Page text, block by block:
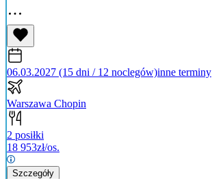
06.03.2027 (15 dni / 12 noclegów)inne terminy
Warszawa Chopin
2 posiłki
18 953zł/os.
Szczegóły